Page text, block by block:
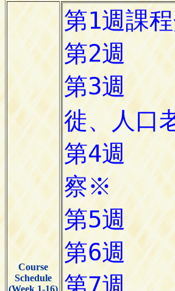
Course
Schedule
(Week 1-16)